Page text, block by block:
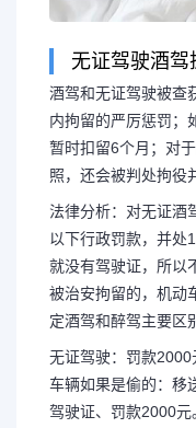
无证驾驶酒驾
酒驾和无证驾驶被查
内拘留的严厉惩罚；
暂时扣留6个月；对
照，还会被判处拘役
法律分析：对无证酒
以下行政罚款，并处
就没有驾驶证，所以
被治安拘留的，机动
定酒驾和醉驾主要区
无证驾驶：罚款
车辆如果是偷的：移
驾驶证、罚款2000